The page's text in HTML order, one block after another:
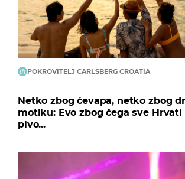
POKROVITELJ CARLSBERG CROATIA
Netko zbog ćevapa, netko zbog
motiku: Evo zbog čega sve
pivo...